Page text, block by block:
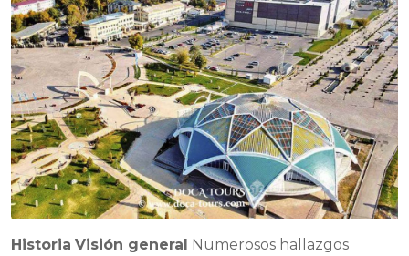
Historia Visión general Numerosos hallazgos